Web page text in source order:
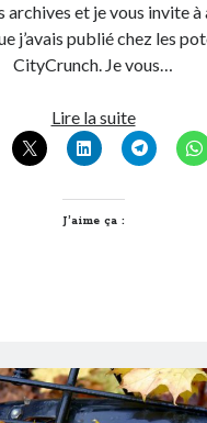
archives et je vous invite à
j’avais publié chez les
CityCrunch. Je vous…
Lire la suite[Le
Grenier
de
mystique
J’aime ça :